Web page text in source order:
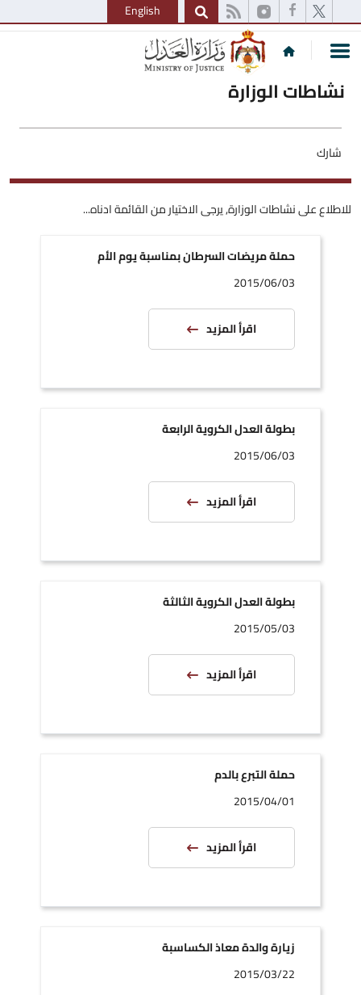
English
نشاطات الوزارة
شارك
للاطلاع على نشاطات الوزارة, يرجى الاختيار من القائمة ادناه...
حملة مريضات السرطان بمناسبة يوم الأم
2015/06/03
اقرأ المزيد
بطولة العدل الكروية الرابعة
2015/06/03
اقرأ المزيد
بطولة العدل الكروية الثالثة
2015/05/03
اقرأ المزيد
حملة التبرع بالدم
2015/04/01
اقرأ المزيد
زيارة والدة معاذ الكساسبة
2015/03/22